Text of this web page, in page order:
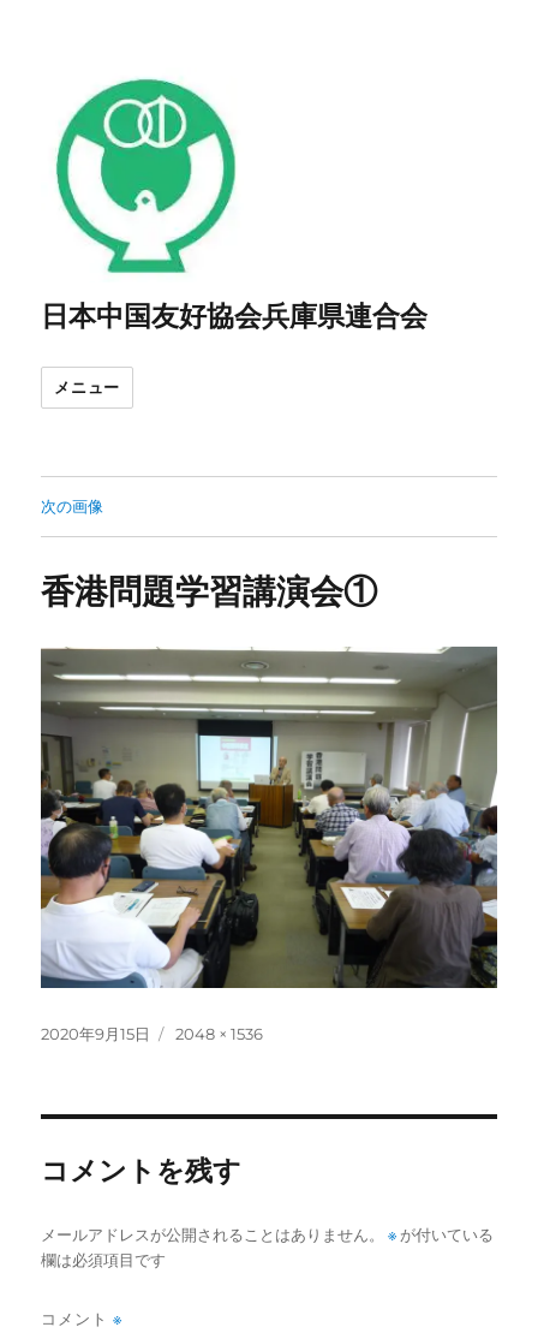
日本中国友好協会兵庫県連合会
メニュー
次の画像
香港問題学習講演会①
投
2020年9月15日
フ
2048 × 1536
コメントを残す
メールアドレスが公開されることはありません。 ※ が付いている
欄は必須項目です
コメント※